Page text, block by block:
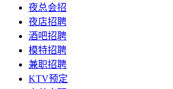
夜总会招
夜店招聘
酒吧招聘
模特招聘
兼职招聘
KTV预定